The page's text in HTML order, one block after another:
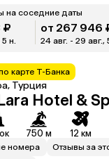
на соседние даты
₽
н.
от 267 946
24 авг. - 29 авг.,
карте Т-Банка
Турция
Hotel &
750 м 12 км
номера
Отзывы за